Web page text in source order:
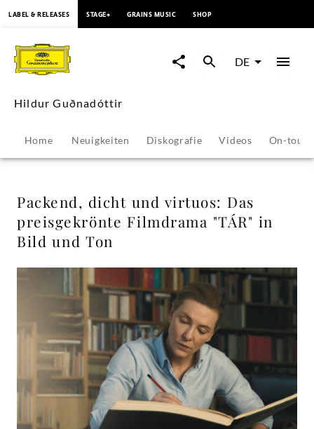
Packend,
dicht
und
virtuos:
Das
preisgekrönte
Filmdrama
"TÁR"
Bild
und
Ton
LABEL & RELEASES STAGE+ GRAINS MUSIC SHOP
DE
Hildur Guðnadóttir
Home Neuigkeiten Diskografie Videos On-tour
Packend, dicht und virtuos: Das
preisgekrönte Filmdrama "TÁR" in
Bild und Ton